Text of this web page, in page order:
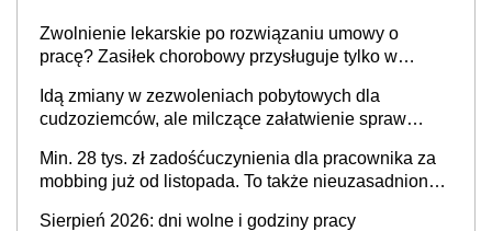
Zwolnienie lekarskie po rozwiązaniu umowy o
pracę? Zasiłek chorobowy przysługuje tylko w
stosunku pracy
Idą zmiany w zezwoleniach pobytowych dla
cudzoziemców, ale milczące załatwienie spraw
Min. 28 tys. zł zadośćuczynienia dla pracownika za
mobbing już od listopada. To także nieuzasadniona
Sierpień 2026: dni wolne i godziny pracy